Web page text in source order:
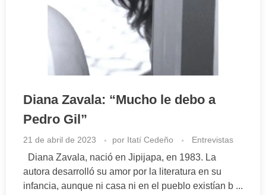
Diana Zavala: “Mucho le debo a
Pedro Gil”
21 de abril de 2023 por Itatí Cedeño Entrevistas
Diana Zavala, nació en Jipijapa, en 1983. La
autora desarrolló su amor por la literatura en su
infancia, aunque ni casa ni en el pueblo existían b ...